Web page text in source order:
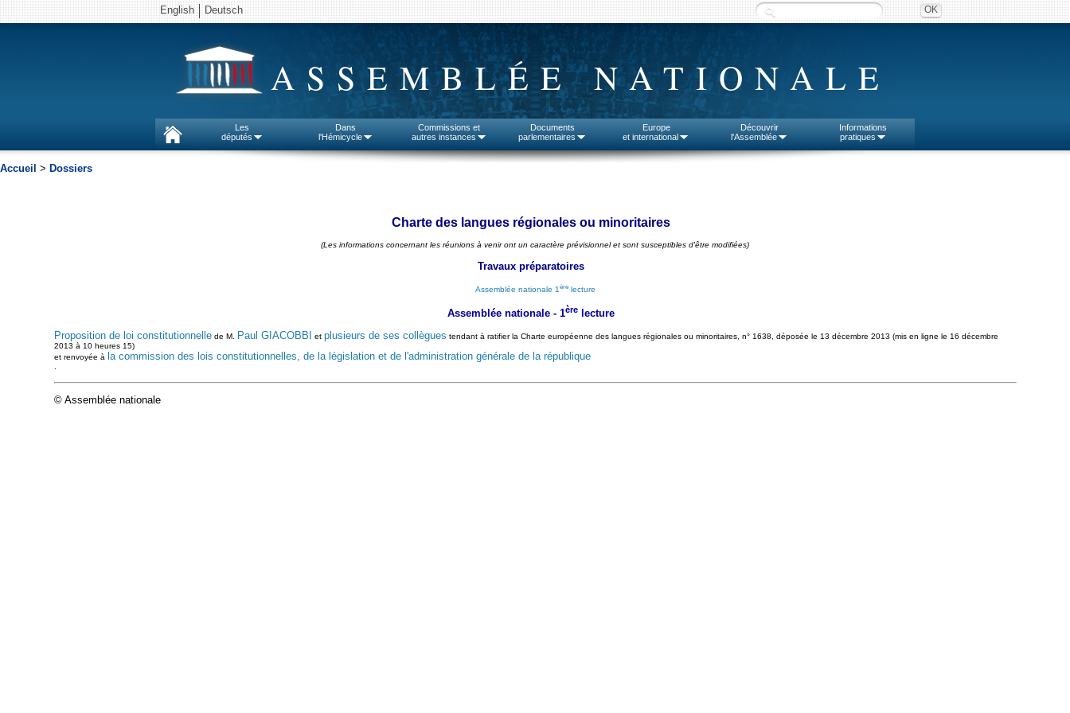
English Deutsch
ASSEMBLÉE NATIONALE
Les
députés
Dans
l'Hémicycle
Commissions et
autres instances
Documents
parlementaires
Europe
et international
Découvrir
l'Assemblée
Informations
pratiques
Accueil > Dossiers
Charte des langues régionales ou minoritaires
(Les informations concernant les réunions à venir ont un caractère prévisionnel et sont susceptibles d'être modifiées)
Travaux préparatoires
Assemblée nationale 1èrelecture
Assemblée nationale - 1ère
lecture
Proposition de loi constitutionnellede M. Paul GIACOBBI et plusieurs de ses collègues tendant à ratifier la Charte européenne des langues régionales ou minoritaires, n° 1638, déposée le 13 décembre 2013 (mis en ligne le 16 décembre
2013 à 10 heures 15)
et renvoyée à la commission des lois constitutionnelles, de la législation et de l'administration générale de la république
.
© Assemblée nationale